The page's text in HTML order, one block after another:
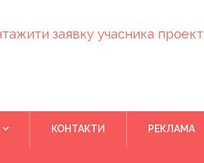
заявку учасника
КОНТАКТИ РЕКЛАМА